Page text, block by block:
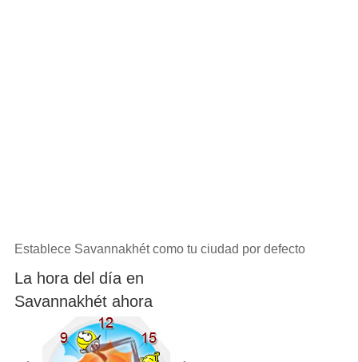
Establece Savannakhét como tu ciudad por defecto
La hora del día en
Savannakhét ahora